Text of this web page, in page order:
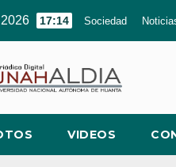
17:14 Sociedad
VIDEOS